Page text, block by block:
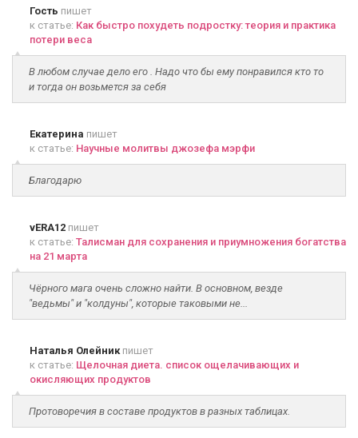
Гость пишет
к статье: Как быстро похудеть подростку: теория и практика
потери веса
В любом случае дело его . Надо что бы ему понравился кто то
и тогда он возьмется за себя
Екатерина пишет
к статье: Научные молитвы джозефа мэрфи
Благодарю
vERA12 пишет
к статье: Талисман для сохранения и приумножения богатства
на 21 марта
Чёрного мага очень сложно найти. В основном, везде
"ведьмы" и "колдуны", которые таковыми не...
Наталья Олейникпишет
к статье: Щелочная диета. список ощелачивающих и
окисляющих продуктов
Протоворечия в составе продуктов в разных таблицах.